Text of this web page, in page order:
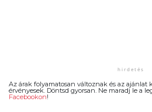
Az árak folyamatosan változnak és az ajánlat
érvényesek. Döntsd gyorsan. Ne maradj le a
Facebookon!